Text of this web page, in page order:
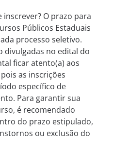
inscrever? O prazo para
Públicos Estaduais
processo seletivo.
divulgadas no edital do
ficar atento(a) aos
as inscrições
específico de
Para garantir sua
é recomendado
do prazo estipulado,
ou exclusão do